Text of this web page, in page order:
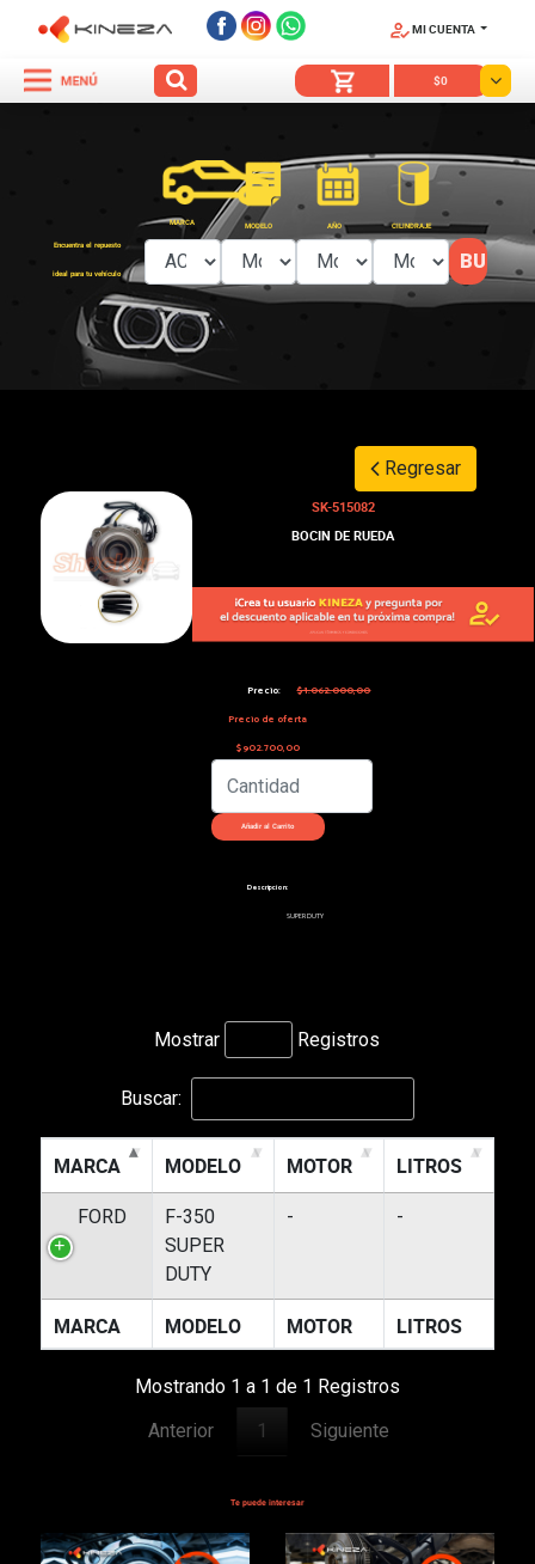
MI CUENTA
$0
Encuentra el repuesto
ideal para tu vehículo
MARCA MODELO AÑO CILINDRAJE
Regresar
SK-515082
BOCIN DE RUEDA
Precio:
$1.062.000,00
Precio de oferta
$902.700,00
Descripcion:
SUPER DUTY
Mostrar Registros
Buscar:
MARCA MODELO MOTOR LITROS
FORD
F-350
SUPER
DUTY
- -
MARCA MODELO MOTOR LITROS
Mostrando 1 a 1 de 1 Registros
Anterior
1 Siguiente
Te puede interesar